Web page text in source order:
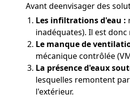
Avant deenvisager des
Les infiltrations d'eau :
inadéquates). Il est
Le manque de
mécanique contrôlée
La présence d'eaux
lesquelles remontent
l'extérieur.